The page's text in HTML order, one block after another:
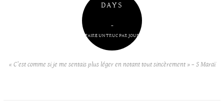
DAYS
–
FAIRE UN TRUC PAR JOUR
« C’est comme si je me sentais plus léger en notant tout sincèrement » – S Maraï